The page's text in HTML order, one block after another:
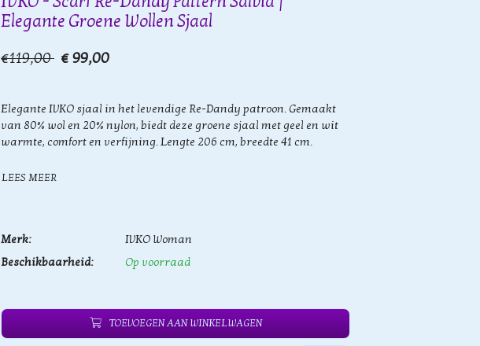
Elegante Groene Wollen Sjaal
€119,00 € 99,00
Elegante IVKO sjaal in het levendige Re-Dandy patroon. Gemaakt
van 80% wol en 20% nylon, biedt deze groene sjaal met geel en wit
warmte, comfort en verfijning. Lengte 206 cm, breedte 41 cm.
LEES MEER
Merk:
IVKO Woman
Beschikbaarheid:
Op voorraad
TOEVOEGEN AAN WINKELWAGEN